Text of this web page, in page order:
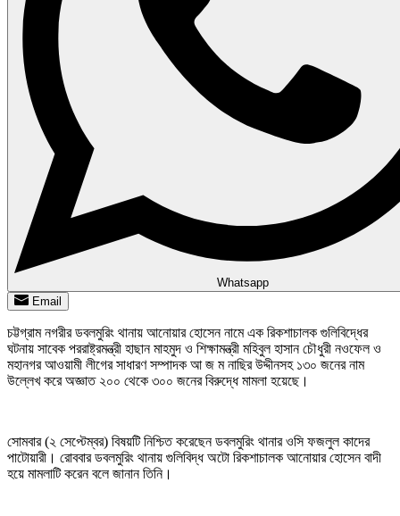
Whatsapp
Email
চট্টগ্রাম নগরীর ডবলমুরিং থানায় আনোয়ার হোসেন নামে এক রিকশাচালক গুলিবিদ্ধের
ঘটনায় সাবেক পররাষ্ট্রমন্ত্রী হাছান মাহমুদ ও শিক্ষামন্ত্রী মহিবুল হাসান চৌধুরী নওফেল ও
মহানগর আওয়ামী লীগের সাধারণ সম্পাদক আ জ ম নাছির উদ্দীনসহ ১৩০ জনের নাম
উল্লেখ করে অজ্ঞাত ২০০ থেকে ৩০০ জনের বিরুদ্ধে মামলা হয়েছে।
সোমবার (২ সেপ্টেম্বর) বিষয়টি নিশ্চিত করেছেন ডবলমুরিং থানার ওসি ফজলুল কাদের
পাটোয়ারী। রোববার ডবলমুরিং থানায় গুলিবিদ্ধ অটো রিকশাচালক আনোয়ার হোসেন বাদী
হয়ে মামলাটি করেন বলে জানান তিনি।